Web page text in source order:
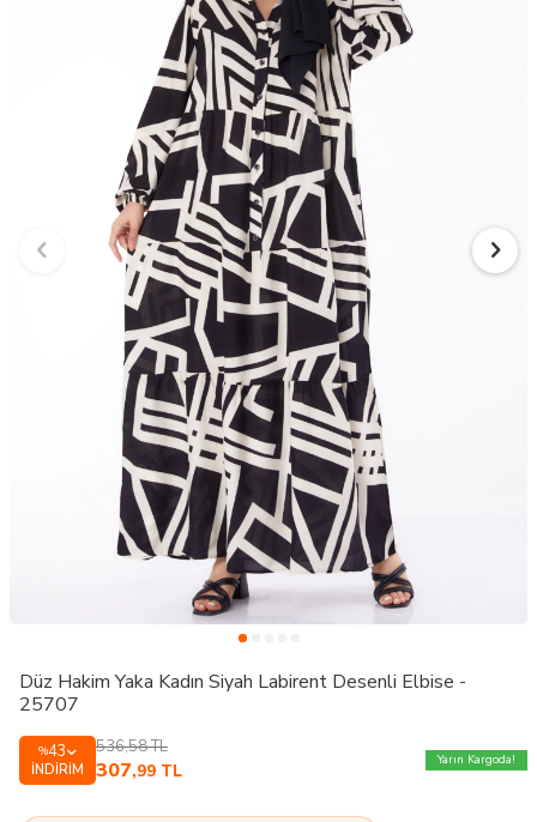
Düz Hakim Yaka Kadın Siyah Labirent Desenli Elbise -
25707
%43
İNDIRIM
536,58TL
307,99 TL
Yarın Kargoda!